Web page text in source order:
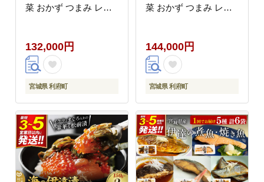
菜 おかず つまみ レン
ず つまみ レンチン 湯
煎 簡単 煮物 煮付]
132,000円
宮城県 利府町
菜 おかず つまみ レン
ず つまみ レンチン 湯
煎 簡単 煮物 煮付]
144,000円
宮城県 利府町